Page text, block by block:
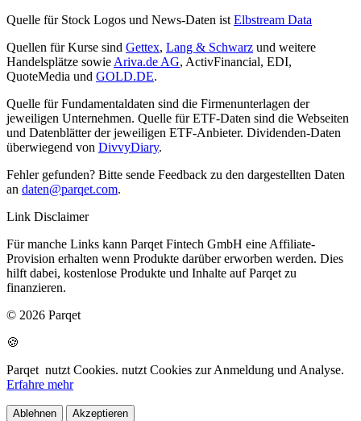
Quelle für Stock Logos und News-Daten ist Elbstream Data
Quellen für Kurse sind Gettex, Lang & Schwarz und weitere
Handelsplätze sowie Ariva.de AG, ActivFinancial, EDI,
QuoteMedia und GOLD.DE.
Quelle für Fundamentaldaten sind die Firmenunterlagen der
jeweiligen Unternehmen. Quelle für ETF-Daten sind die Webseiten
und Datenblätter der jeweiligen ETF-Anbieter. Dividenden-Daten
überwiegend von DivvyDiary.
Fehler gefunden? Bitte sende Feedback zu den dargestellten Daten
an daten@parqet.com.
Link Disclaimer
Für manche Links kann Parqet Fintech GmbH eine Affiliate-
Provision erhalten wenn Produkte darüber erworben werden. Dies
hilft dabei, kostenlose Produkte und Inhalte auf Parqet zu
finanzieren.
© 2026 Parqet
🍪
Parqet nutzt Cookies. nutzt Cookies zur Anmeldung und Analyse.
Erfahre mehr
Ablehnen Akzeptieren